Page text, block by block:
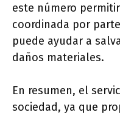
este número
coordinada por
puede ayudar a
daños materiales.
En resumen, el
sociedad, ya que